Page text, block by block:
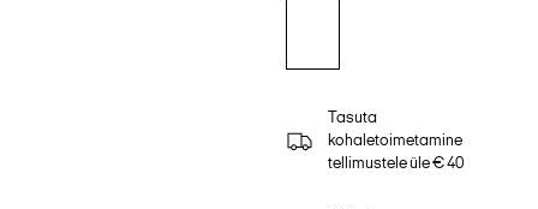
Tasuta
kohaletoimetamine
tellimustele üle € 40